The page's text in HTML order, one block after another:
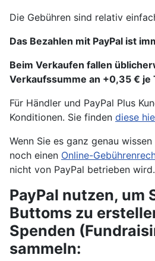
Die Gebühren sind relativ
Das Bezahlen mit PayPal ist
Beim Verkaufen fallen
Verkaufssumme an +0,35 € je
Für Händler und PayPal Plus
Konditionen. Sie finden diese
Wenn Sie es ganz genau
noch einen Online-
nicht von PayPal betrieben wird.
PayPal nutzen, um
Buttoms zu
Spenden
sammeln: